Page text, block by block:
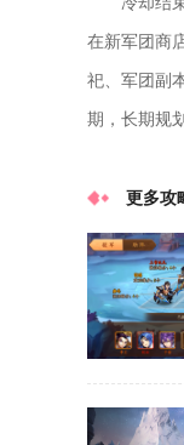
在新军团商
祀、军团副
期，长期规
更多攻